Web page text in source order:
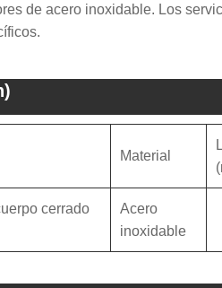
de acero inoxidable. Los
Material
cerrado
Acero
inoxidable